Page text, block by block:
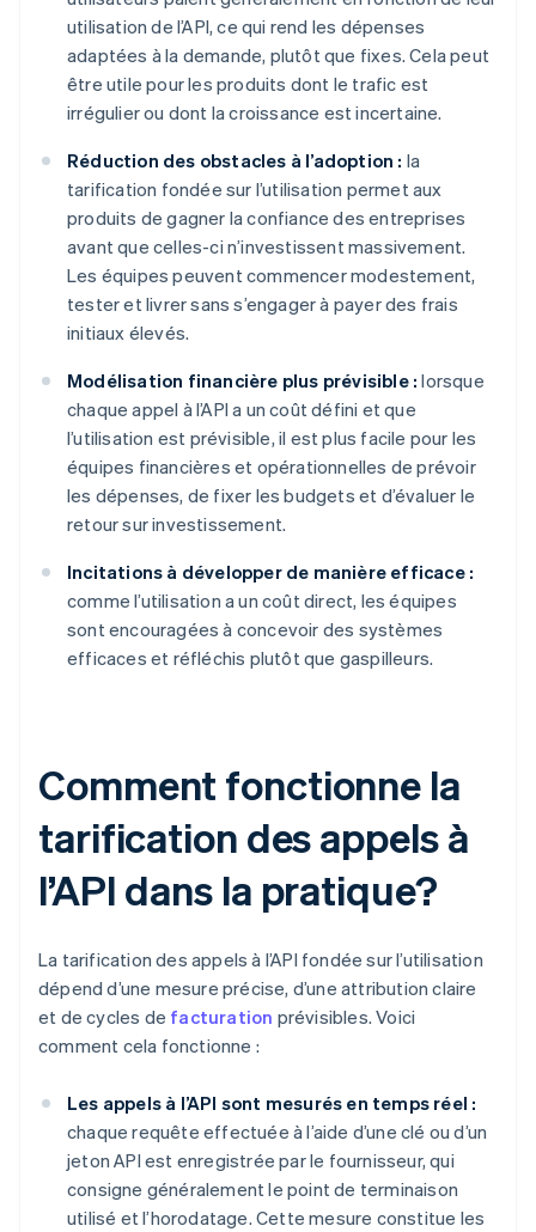
utilisation de l’API, ce qui rend les dépenses
adaptées à la demande, plutôt que fixes. Cela peut
être utile pour les produits dont le trafic est
irrégulier ou dont la croissance est incertaine.
Réduction des obstacles à l’adoption : la
tarification fondée sur l’utilisation permet aux
produits de gagner la confiance des entreprises
avant que celles-ci n’investissent massivement.
Les équipes peuvent commencer modestement,
tester et livrer sans s’engager à payer des frais
initiaux élevés.
Modélisation financière plus prévisible : lorsque
chaque appel à l’API a un coût défini et que
l’utilisation est prévisible, il est plus facile pour les
équipes financières et opérationnelles de prévoir
les dépenses, de fixer les budgets et d’évaluer le
retour sur investissement.
Incitations à développer de manière efficace :
comme l’utilisation a un coût direct, les équipes
sont encouragées à concevoir des systèmes
efficaces et réfléchis plutôt que gaspilleurs.
Comment fonctionne la
tarification des appels à
l’API dans la pratique?
La tarification des appels à l’API fondée sur l’utilisation
dépend d’une mesure précise, d’une attribution claire
et de cycles de facturation prévisibles. Voici
comment cela fonctionne :
Les appels à l’API sont mesurés en temps réel :
chaque requête effectuée à l’aide d’une clé ou d’un
jeton API est enregistrée par le fournisseur, qui
consigne généralement le point de terminaison
utilisé et l’horodatage. Cette mesure constitue les